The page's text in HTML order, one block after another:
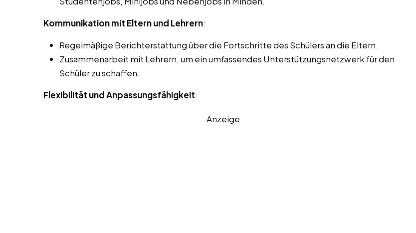
Kommunikation mit Eltern und Lehrern:
Regelmäßige Berichterstattung über die Fortschritte des Schülers an die Eltern.
Zusammenarbeit mit Lehrern, um ein umfassendes Unterstützungsnetzwerk für den
Schüler zu schaffen.
Flexibilität und Anpassungsfähigkeit:
Anzeige